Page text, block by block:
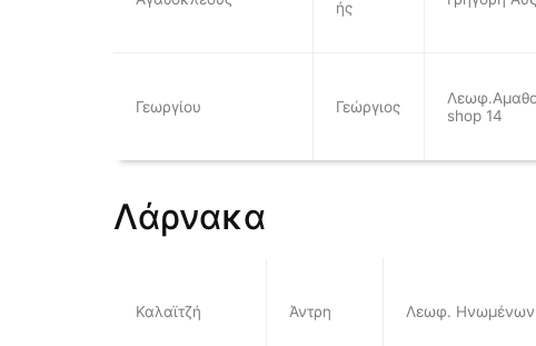
ής
Γεωργίου Γεώργιος
shop 14
Λάρνακα
Καλαϊτζή Άντρη Λεωφ. Ηνωμένων